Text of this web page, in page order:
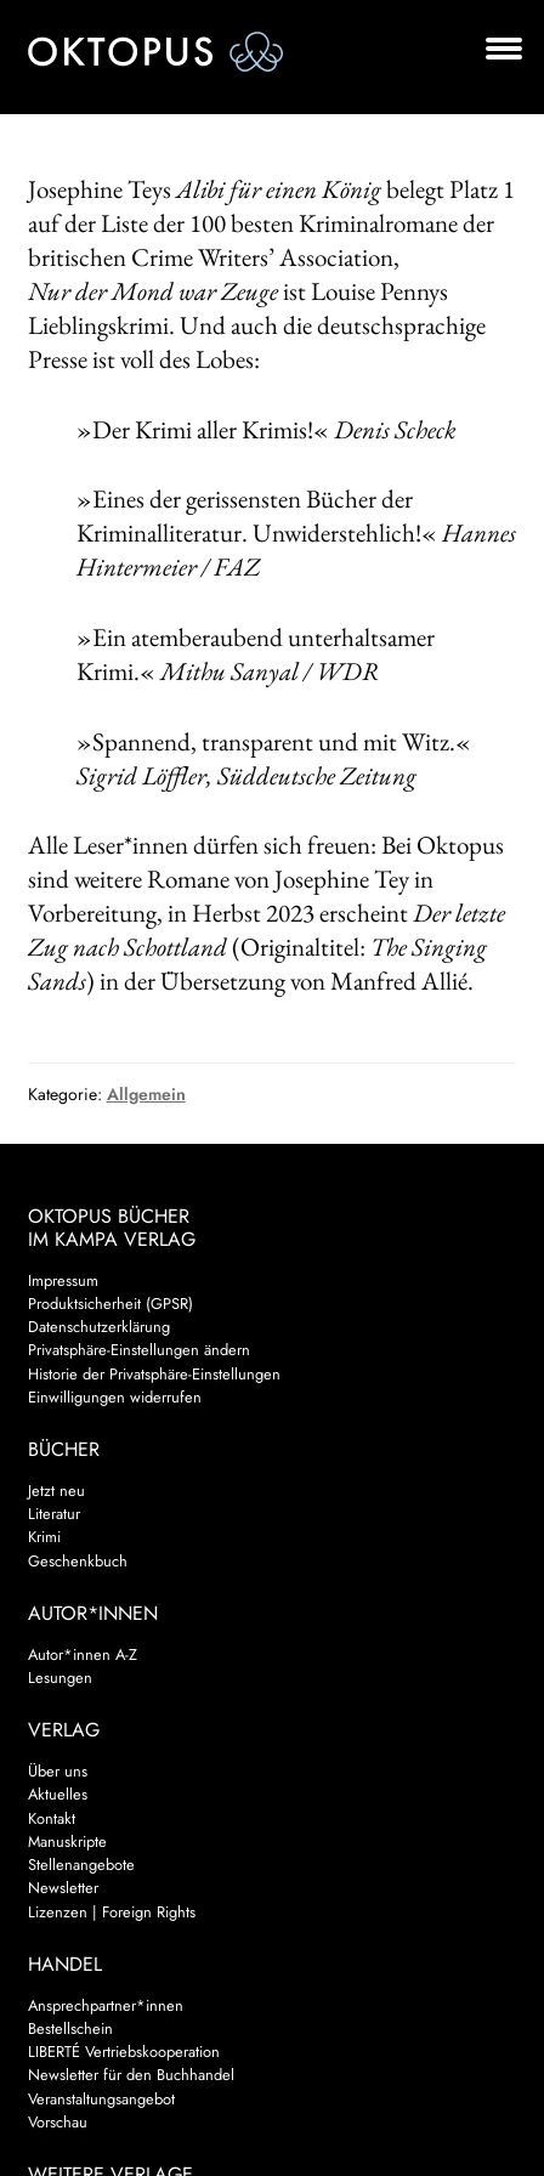
Zur
Navigation
Zum
Inhalt
AUTOR*INNEN
LESUNGEN
VERLAG
AKTUELLES
HANDEL
NEWSLETTER
LIZENZEN | FOREIGN RIGHTS
Josephine TeysAlibi für einen Königbelegt Platz 1
auf der Liste der 100 besten Kriminalromane der
britischen Crime Writers’ Association,
Nur der Mond war Zeugeist Louise Pennys
Lieblingskrimi. Und auch die deutschsprachige
Presse ist voll des Lobes:
»Der Krimi aller Krimis!« Denis Scheck
»Eines der gerissensten Bücher der
Kriminalliteratur. Unwiderstehlich!«Hannes
Hintermeier / FAZ
»Ein atemberaubend unterhaltsamer
Krimi.«Mithu Sanyal / WDR
»Spannend, transparent und mit Witz.«
Sigrid Löffler, Süddeutsche Zeitung
Alle Leser*innen dürfen sich freuen: Bei Oktopus
sind weitere Romane von Josephine Tey in
Vorbereitung, in Herbst 2023 erscheintDer letzte
Zug nach Schottland(Originaltitel: The Singing
Sands) in der Übersetzung von Manfred Allié.
Kategorie: Allgemein
OKTOPUS BÜCHER
IM KAMPA VERLAG
Impressum
Produktsicherheit (GPSR)
Datenschutzerklärung
Privatsphäre-Einstellungen ändern
Historie der Privatsphäre-Einstellungen
Einwilligungen widerrufen
BÜCHER
Jetzt neu
Literatur
Krimi
Geschenkbuch
AUTOR*INNEN
Autor*innen A-Z
Lesungen
VERLAG
Über uns
Aktuelles
Kontakt
Manuskripte
Stellenangebote
Newsletter
Lizenzen | Foreign Rights
HANDEL
Ansprechpartner*innen
Bestellschein
LIBERTÉ Vertriebskooperation
Newsletter für den Buchhandel
Veranstaltungsangebot
Vorschau